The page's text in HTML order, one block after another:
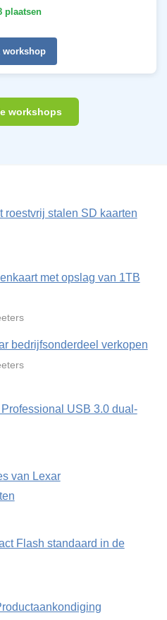
plaatsen
workshop
workshops
roestvrij stalen SD kaarten
met opslag van 1TB
bedrijfsonderdeel verkopen
USB 3.0 dual-
van Lexar
Flash standaard in de